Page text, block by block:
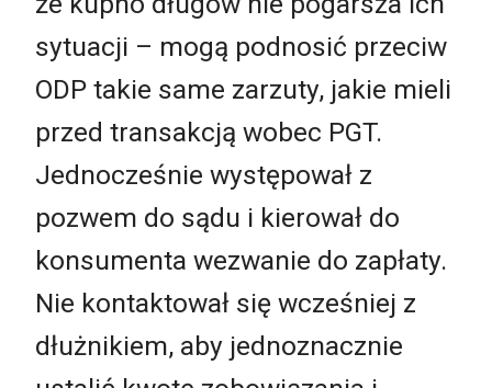
sytuacji – mogą podnosić przeciw
ODP takie same zarzuty, jakie mieli
przed transakcją wobec PGT.
Jednocześnie występował z
pozwem do sądu i kierował do
konsumenta wezwanie do zapłaty.
Nie kontaktował się wcześniej z
dłużnikiem, aby jednoznacznie